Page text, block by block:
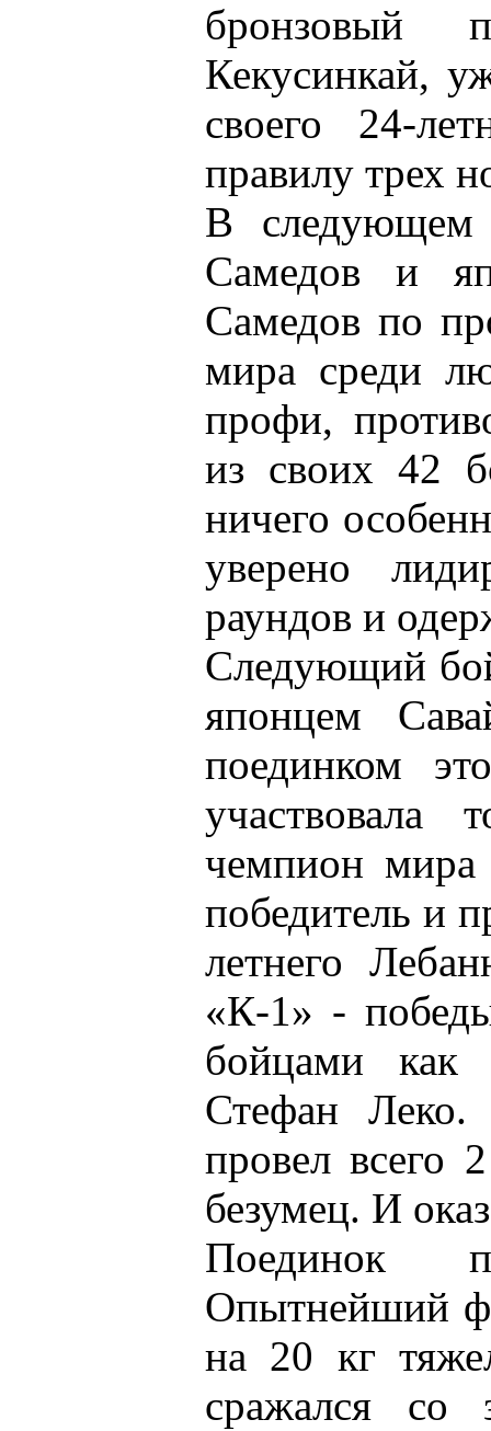
бронзовый
Кекусинкай,
своего 24-
правилу трех
В следующем
Самедов и
Самедов по
мира среди
профи,
из своих 42
ничего
уверено
раундов и
Следующий
японцем
поединком
чемпион мира
победитель и
летнего
«К-1» -
бойцами как
Стефан
провел всего
безумец. И
Поединок
Опытнейший
на 20 кг
сражался со